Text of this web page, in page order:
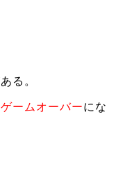
る。
ゲームオーバーにな